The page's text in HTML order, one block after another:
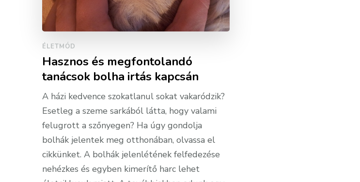
ÉLETMÓD
Hasznos és megfontolandó
tanácsok bolha irtás kapcsán
A házi kedvence szokatlanul sokat vakaródzik?
Esetleg a szeme sarkából látta, hogy valami
felugrott a szőnyegen? Ha úgy gondolja
bolhák jelentek meg otthonában, olvassa el
cikkünket. A bolhák jelenlétének felfedezése
nehézkes és egyben kimerítő harc lehet